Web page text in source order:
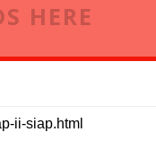
HERE